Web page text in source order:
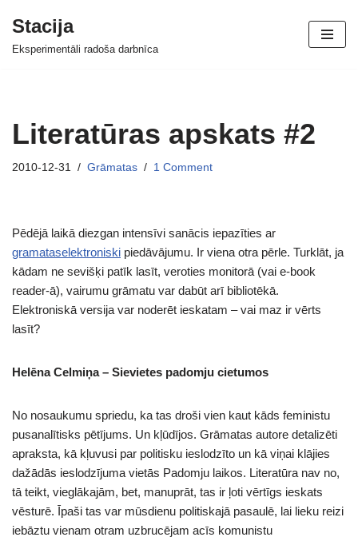
Skip
Stacija
Eksperimentāli radoša darbnīca
Literatūras apskats #2
2010-12-31 Grāmatas 1 Comment
Pēdējā laikā diezgan intensīvi sanācis iepazīties ar
gramataselektroniski piedāvājumu. Ir viena otra pērle. Turklāt, ja
kādam ne sevišķi patīk lasīt, veroties monitorā (vai e-book
reader-ā), vairumu grāmatu var dabūt arī bibliotēkā.
Elektroniskā versija var noderēt ieskatam – vai maz ir vērts
lasīt?
Helēna Celmiņa – Sievietes padomju cietumos
No nosaukumu spriedu, ka tas droši vien kaut kāds feministu
pusanalītisks pētījums. Un kļūdījos. Grāmatas autore detalizēti
apraksta, kā kļuvusi par politisku ieslodzīto un kā viņai klājies
dažādās ieslodzījuma vietās Padomju laikos. Literatūra nav no,
tā teikt, vieglākajām, bet, manuprāt, tas ir ļoti vērtīgs ieskats
vēsturē. Īpaši tas var mūsdienu politiskajā pasaulē, lai lieku reizi
iebāztu vienam otram uzbrucējam acīs komunistu